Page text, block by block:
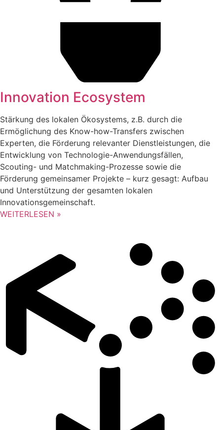
Innovation Ecosystem
Stärkung des lokalen Ökosystems, z.B. durch die
Ermöglichung des Know-how-Transfers zwischen
Experten, die Förderung relevanter Dienstleistungen, die
Entwicklung von Technologie-Anwendungsfällen,
Scouting- und Matchmaking-Prozesse sowie die
Förderung gemeinsamer Projekte – kurz gesagt: Aufbau
und Unterstützung der gesamten lokalen
Innovationsgemeinschaft.
WEITERLESEN »